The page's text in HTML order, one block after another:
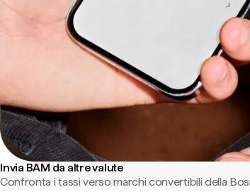
Invia BAM da altre valute
Confronta i tassi verso marchi convertibili della